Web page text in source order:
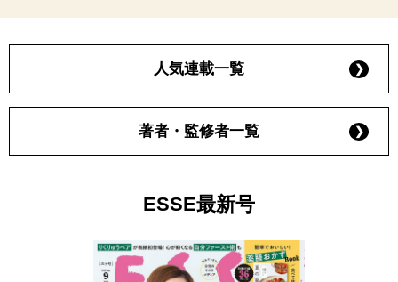
人気連載一覧
著者・監修者一覧
ESSE最新号